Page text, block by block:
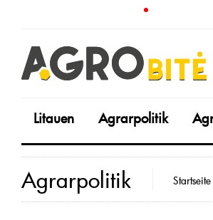
Litauen Agrarpolitik
Agrarpolitik Startseite